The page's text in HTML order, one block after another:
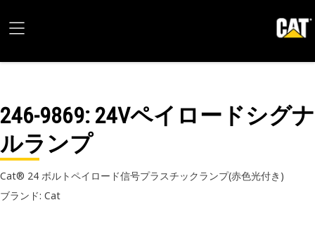
246-9869: 24Vペイロードシグナ
ルランプ
Cat® 24 ボルトペイロード信号プラスチックランプ(赤色光付き)
ブランド: Cat